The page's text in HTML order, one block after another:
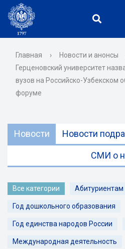
Главная › Новости и анонсы
Герценовский университет
вузов на Российско-Узбекском
форуме
Новости Новости
СМИ о
Все категории Абитуриентам
Год дошкольного образования
Год единства народов России
Международная деятельность